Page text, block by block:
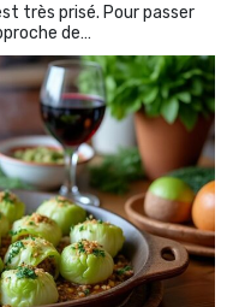
très prisé. Pour passer
de…